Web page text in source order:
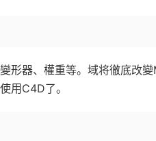
形器、權重等。域将徹底改
用C4D了。